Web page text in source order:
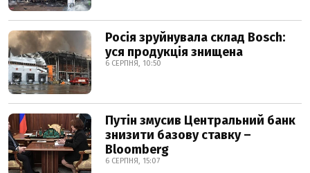
Росія зруйнувала склад Bosch:
уся продукція знищена
6 СЕРПНЯ, 10:50
Путін змусив Центральний банк
знизити базову ставку –
Bloomberg
6 СЕРПНЯ, 15:07